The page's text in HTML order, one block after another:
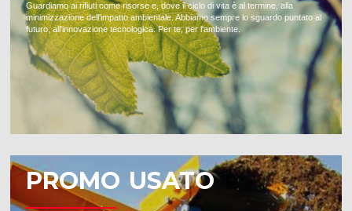
Guardiamo ai rifiuti come risorse e, dove il ciclo di vita è al termine, alla
minimizzazione dell'impatto ambientale. Abbiamo sempre lo sguardo puntato al
futuro, all'innovazione tecnologica. Per te, per l'ambiente.
PROMO USATO